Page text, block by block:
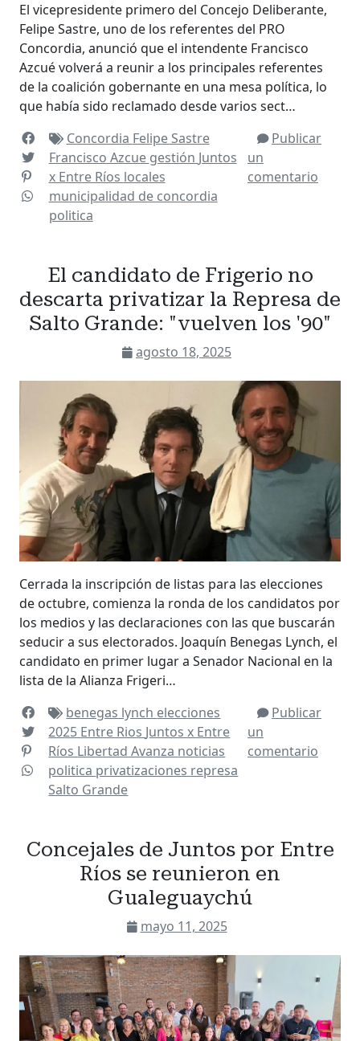
El vicepresidente primero del Concejo Deliberante,
Felipe Sastre, uno de los referentes del PRO
Concordia, anunció que el intendente Francisco
Azcué volverá a reunir a los principales referentes
de la coalición gobernante en una mesa política, lo
que había sido reclamado desde varios sect…
Concordia Felipe Sastre
Francisco Azcue gestión Juntos
x Entre Ríos locales
municipalidad de concordia
politica
Publicar
un
comentario
El candidato de Frigerio no
descarta privatizar la Represa de
Salto Grande: "vuelven los '90"
agosto 18, 2025
Cerrada la inscripción de listas para las elecciones
de octubre, comienza la ronda de los candidatos por
los medios y las declaraciones con las que buscarán
seducir a sus electorados. Joaquín Benegas Lynch, el
candidato en primer lugar a Senador Nacional en la
lista de la Alianza Frigeri…
benegas lynch elecciones
2025 Entre Rios Juntos x Entre
Ríos Libertad Avanza noticias
politica privatizaciones represa
Salto Grande
Publicar
un
comentario
Concejales de Juntos por Entre
Ríos se reunieron en
Gualeguaychú
mayo 11, 2025